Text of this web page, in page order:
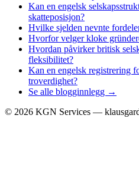
Kan en engelsk
skatteposisjon?
Hvilke sjelden nevnte
Hvorfor velger kloke
Hvordan påvirker britisk
fleksibilitet?
Kan en engelsk registrering
troverdighet?
Se alle blogginnlegg →
© 2026 KGN Services —